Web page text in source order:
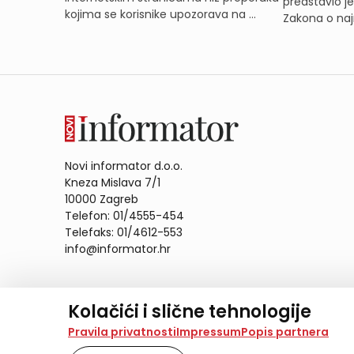
Kolačići i slične tehnologije
Na našoj web stranici koristimo kolačiće i slične
analiziramo promet na stranici te prikazujemo
Pravila privatnostiImpressumPopis partnera
kojima se korisnike upozorava na ...
Zakona o
Novi informator d.o.o.
Kneza Mislava 7/1
10000 Zagreb
Telefon: 01/4555-454
Telefaks: 01/4612-553
info@informator.hr